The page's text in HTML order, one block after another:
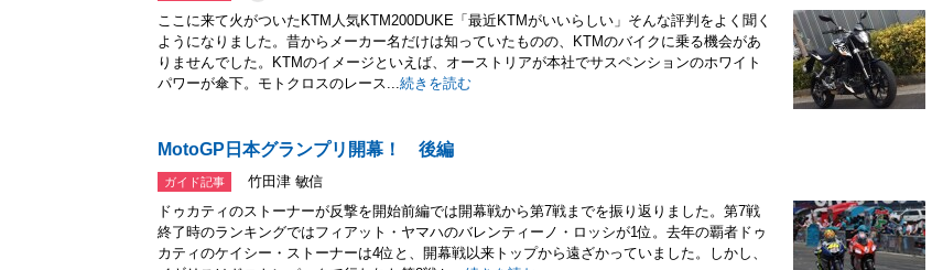
ここに来て火がついたKTM人気KTM200DUKE「最近KTMがいいらしい」そんな評判をよく聞く
ようになりました。昔からメーカー名だけは知っていたものの、KTMのバイクに乗る機会があ
りませんでした。KTMのイメージといえば、オーストリアが本社でサスペンションのホワイト
パワーが傘下。モトクロスのレース...続きを読む
MotoGP日本グランプリ開幕！ 後編
ガイド記事
竹田津 敏信
ドゥカティのストーナーが反撃を開始前編では開幕戦から第7戦までを振り返りました。第7戦
終了時のランキングではフィアット・ヤマハのバレンティーノ・ロッシが1位。去年の覇者ドゥ
カティのケイシー・ストーナーは4位と、開幕戦以来トップから遠ざかっていました。しかし、